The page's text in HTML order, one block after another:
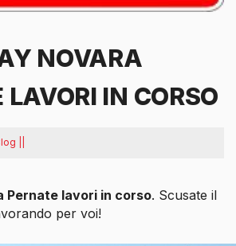
NOVARA
LAVORI IN CORSO
||
Pernate lavori in corso. Scusate il
per voi!